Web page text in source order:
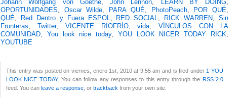
Johann Wolfgang von Goethe, John Lennon, LEARN BY DOING,
OPORTUNIDADES, Oscar Wilde, PARA QUÉ, PhotoPeach, POR QUÉ,
QUÉ, Red Dentro y Fuera ESPOL, RED SOCIAL, RICK WARREN,Sin
Fronteras, Twitter, VICENTE RIOFRÍO,vida,VÍNCULOS CON LA
COMUNIDAD, You look nice today, YOU LOOK NICER TODAY RICK,
YOUTUBE
This entry was posted on viernes, enero 1st, 2010 at 9:55 am and is filed under 1 YOU
LOOK NICE TODAY. You can follow any responses to this entry through the RSS 2.0
feed. You can leave a response , or trackback from your own site.